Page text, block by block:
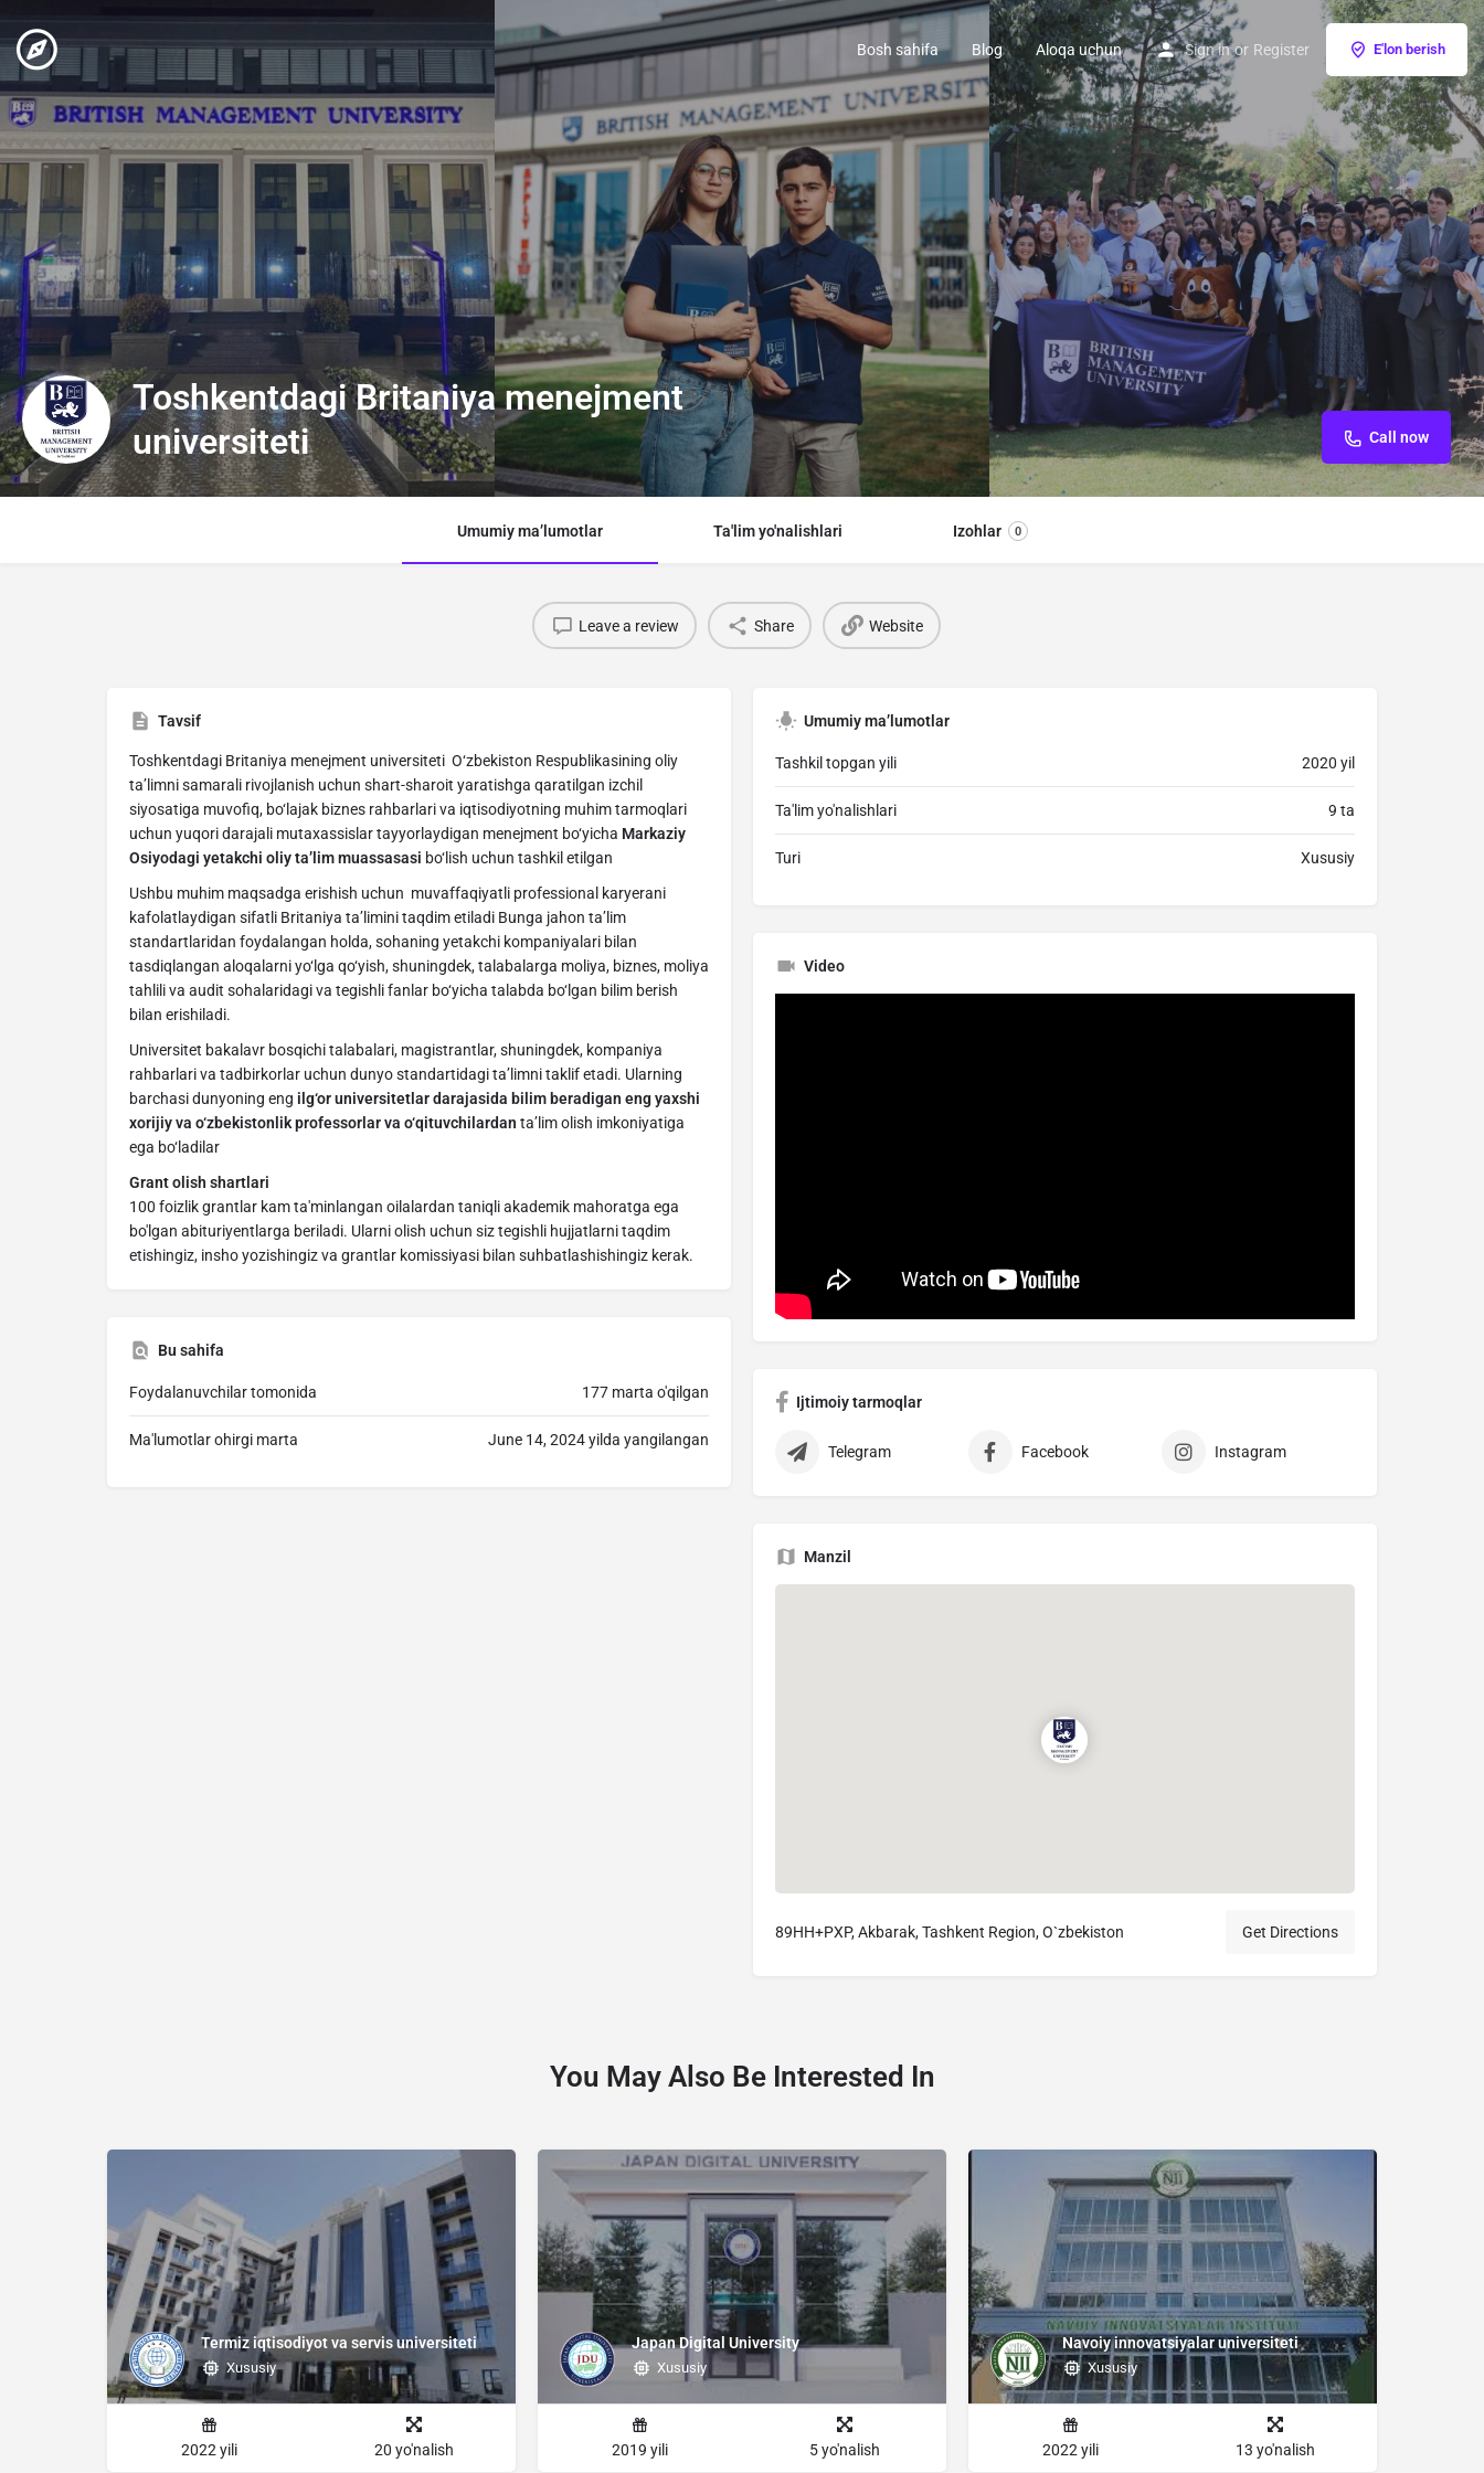
Bosh sahifa Blog Aloqa uchun Sign in or Register E'lon berish
Toshkentdagi Britaniya menejment
universiteti
Call now
Umumiy ma’lumotlar Ta'lim yo'nalishlari Izohlar 0
Leave a review Share Website
Tavsif
Toshkentdagi Britaniya menejment universiteti O‘zbekiston Respublikasining oliy
ta’limni samarali rivojlanish uchun shart-sharoit yaratishga qaratilgan izchil
siyosatiga muvofiq, bo‘lajak biznes rahbarlari va iqtisodiyotning muhim tarmoqlari
uchun yuqori darajali mutaxassislar tayyorlaydigan menejment bo‘yicha Markaziy
Osiyodagi yetakchi oliy ta’lim muassasasi bo‘lish uchun tashkil etilgan
Ushbu muhim maqsadga erishish uchun muvaffaqiyatli professional karyerani
kafolatlaydigan sifatli Britaniya ta’limini taqdim etiladi Bunga jahon ta’lim
standartlaridan foydalangan holda, sohaning yetakchi kompaniyalari bilan
tasdiqlangan aloqalarni yo‘lga qo‘yish, shuningdek, talabalarga moliya, biznes, moliya
tahlili va audit sohalaridagi va tegishli fanlar bo‘yicha talabda bo‘lgan bilim berish
bilan erishiladi.
Universitet bakalavr bosqichi talabalari, magistrantlar, shuningdek, kompaniya
rahbarlari va tadbirkorlar uchun dunyo standartidagi ta’limni taklif etadi. Ularning
barchasi dunyoning eng ilg‘or universitetlar darajasida bilim beradigan eng yaxshi
xorijiy va o‘zbekistonlik professorlar va o‘qituvchilardan ta’lim olish imkoniyatiga
ega bo‘ladilar
Grant olish shartlari
100 foizlik grantlar kam ta'minlangan oilalardan taniqli akademik mahoratga ega
bo'lgan abituriyentlarga beriladi. Ularni olish uchun siz tegishli hujjatlarni taqdim
etishingiz, insho yozishingiz va grantlar komissiyasi bilan suhbatlashishingiz kerak.
Bu sahifa
Foydalanuvchilar tomonida 177 marta o'qilgan
Ma'lumotlar ohirgi marta June 14, 2024 yilda yangilangan
Umumiy ma’lumotlar
Tashkil topgan yili 2020 yil
Ta'lim yo'nalishlari 9 ta
Turi Xususiy
Video
Ijtimoiy tarmoqlar
Telegram Facebook Instagram
Manzil
89HH+PXP, Akbarak, Tashkent Region, O`zbekiston Get Directions
You May Also Be Interested In
Termiz iqtisodiyot va servis universiteti
Xususiy
2022 yili 20 yo'nalish
Japan Digital University
Xususiy
2019 yili 5 yo'nalish
Navoiy innovatsiyalar universiteti
Xususiy
2022 yili 13 yo'nalish